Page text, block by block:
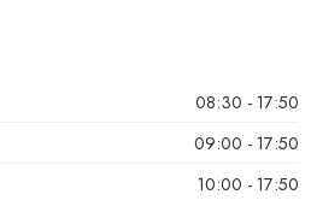
08:30 - 17:50
09:00 - 17:50
10:00 - 17:50